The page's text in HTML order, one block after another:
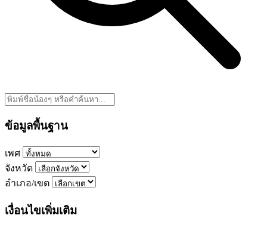
ข้อมูลพื้นฐาน
เพศ
จังหวัด
อำเภอ/เขต
เงื่อนไขเพิ่มเติม